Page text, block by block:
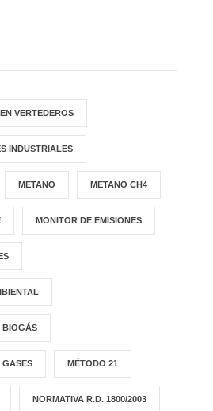
VERTEDEROS
INDUSTRIALES
METANO METANO CH4
MONITOR DE EMISIONES
BIOGÁS
GASES MÉTODO 21
NORMATIVA R.D. 1800/2003